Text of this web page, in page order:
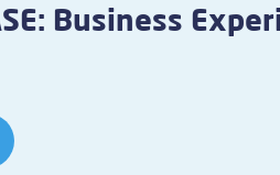
Business